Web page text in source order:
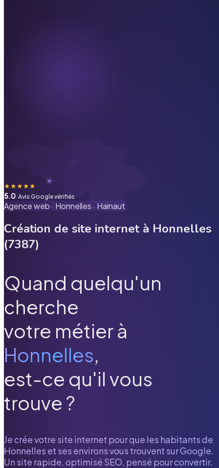
★★★★★
5.0· Avis Google vérifiés
Agence web · Honnelles · Hainaut
Création de site internet à Honnelles
(7387)
Quand quelqu'un
cherche
votre métier à
Honnelles,
est-ce qu'il vous
trouve ?
Je crée votre site internet pour que les habitants de
Honnelles et ses environs vous trouvent sur Google.
Un site rapide, optimisé SEO, pensé pour convertir.